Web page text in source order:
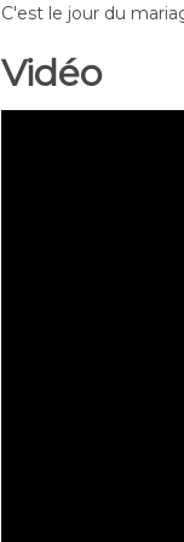
C'est le jour du
Vidéo